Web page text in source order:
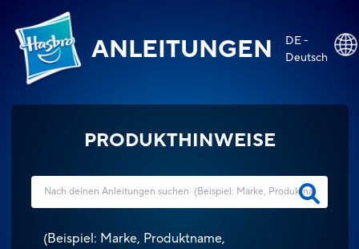
ANLEITUNGEN
DE -
Deutsch
PRODUKTHINWEISE
(Beispiel: Marke, Produktname,